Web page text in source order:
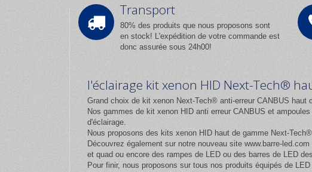
Transport
80% des produits que nous proposons sont
en stock! L'expédition de votre commande est
donc assurée sous 24h00!
l'éclairage kit xenon HID Next-Tech®
Grand choix de kit xenon Next-Tech® anti-erreur CANBUS
Nos gammes de kit xenon HID anti erreur CANBUS et
d'éclairage.
Nous proposons des kits xenon HID haut de gamme Next-Tech®
Découvrez également sur notre nouveau site www.barre-led.com
et quad ou encore des rampes de LED ou des barres de LED
Pour finir, nous proposons sur tous nos produits équipés de